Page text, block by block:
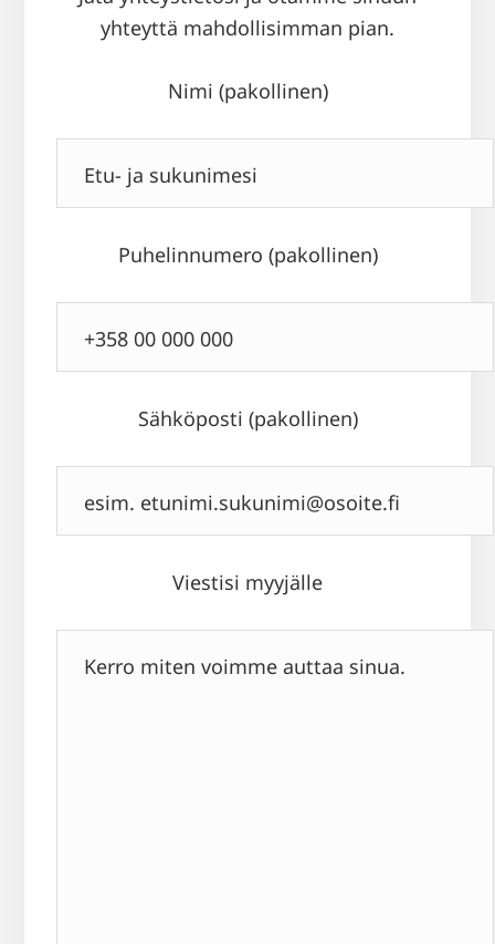
yhteyttä mahdollisimman pian.
Nimi (pakollinen)
Puhelinnumero (pakollinen)
Sähköposti (pakollinen)
Viestisi myyjälle